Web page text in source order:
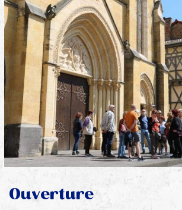
Ouverture